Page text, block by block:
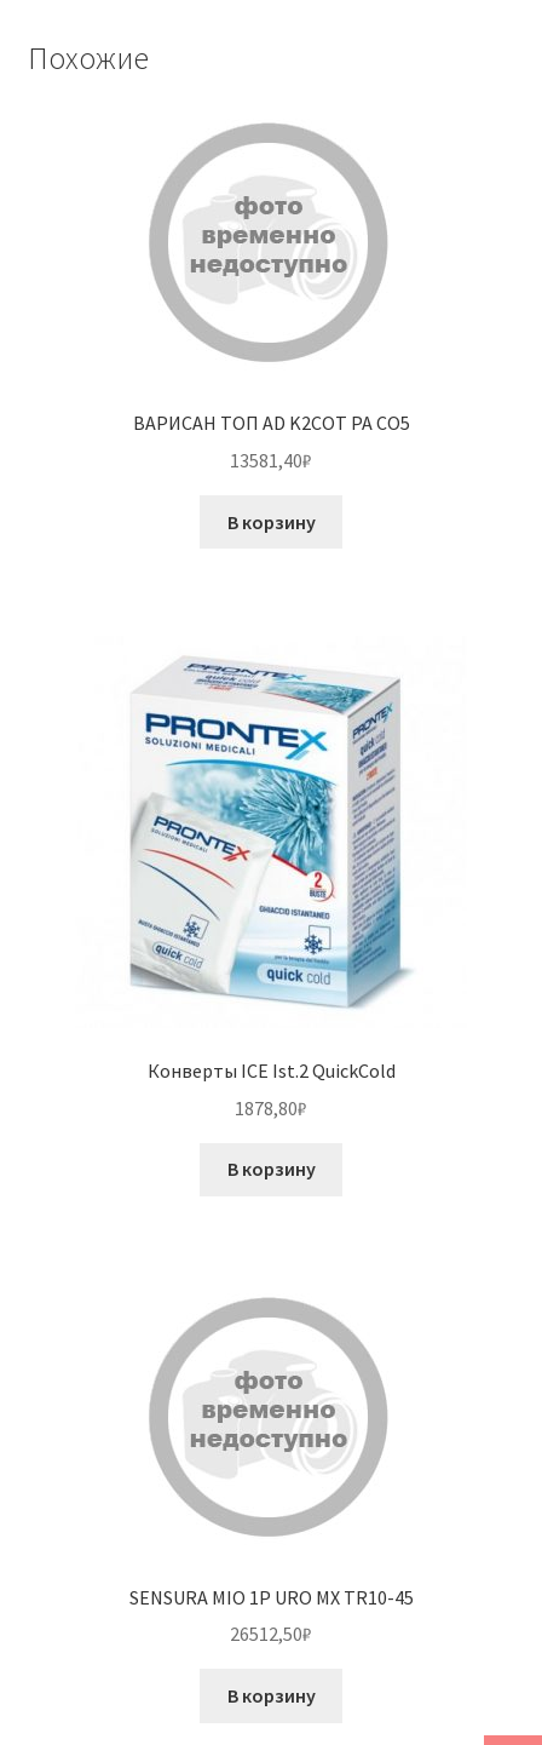
Похожие
ВАРИСАН ТОП AD K2COT PA CO5
13581,40₽
В корзину
Конверты ICE Ist.2 QuickCold
1878,80₽
В корзину
SENSURA MIO 1P URO MX TR10-45
26512,50₽
В корзину